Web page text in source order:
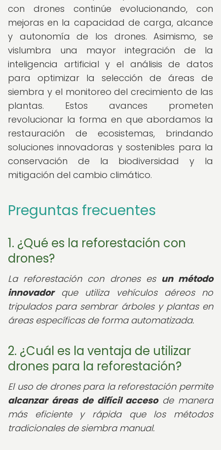
con drones continúe evolucionando, con
mejoras en la capacidad de carga, alcance
y autonomía de los drones. Asimismo, se
vislumbra una mayor integración de la
inteligencia artificial y el análisis de datos
para optimizar la selección de áreas de
siembra y el monitoreo del crecimiento de las
plantas. Estos avances prometen
revolucionar la forma en que abordamos la
restauración de ecosistemas, brindando
soluciones innovadoras y sostenibles para la
conservación de la biodiversidad y la
mitigación del cambio climático.
Preguntas frecuentes
1. ¿Qué es la reforestación con
drones?
La reforestación con drones es un método
innovadorque utiliza vehículos aéreos no
tripulados para sembrar árboles y plantas en
áreas específicas de forma automatizada.
2. ¿Cuál es la ventaja de utilizar
drones para la reforestación?
El uso de drones para la reforestación permite
alcanzar áreas de difícil accesode manera
más eficiente y rápida que los métodos
tradicionales de siembra manual.